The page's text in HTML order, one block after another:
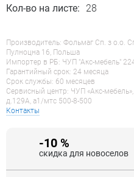
Кол-во на листе:
28
Производитель: Фольмаг Сп. з о.о.
Пулноцна 16, Польша
Импортер в РБ: ЧУП "Акс-мебель"
Гарантийный срок: 24 месяца
Срок службы: 60 месяцев
Сервисный центр: ЧУП «Акс-
д.129А, a1/мтс 500-8-500
Контакты
-10 %
скидка для новоселов